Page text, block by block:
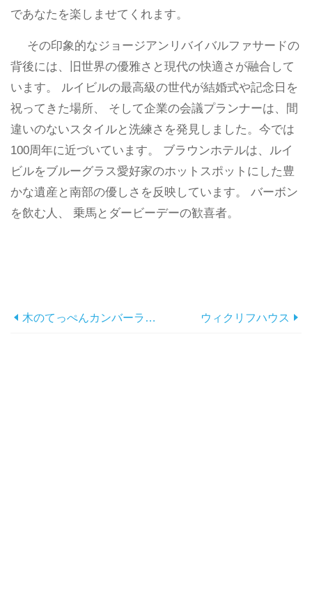
であなたを楽しませてくれます。
その印象的なジョージアンリバイバルファサードの
背後には、旧世界の優雅さと現代の快適さが融合して
います。 ルイビルの最高級の世代が結婚式や記念日を
祝ってきた場所、 そして企業の会議プランナーは、間
違いのないスタイルと洗練さを発見しました。今では
100周年に近づいています。 ブラウンホテルは、ルイ
ビルをブルーグラス愛好家のホットスポットにした豊
かな遺産と南部の優しさを反映しています。 バーボン
を飲む人、 乗馬とダービーデーの歓喜者。
木のてっぺんカンバーランド湖 ウィクリフハウス